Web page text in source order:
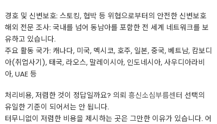
경호 및 신변보호: 스토킹, 협박 등 위협으로부터의 안전한 신변보호
해외 전문 조사: 국내를 넘어 동남아를 포함한 전 세계 네트워크를 보
유하고 있습니다.
주요 활동 국가: 캐나다, 미국, 멕시코, 호주, 일본, 중국, 베트남, 캄보디
아(취업사기), 태국, 라오스, 말레이시아, 인도네시아, 사우디아라비
아, UAE 등
처리비용, 저렴한 것이 정답일까요? 의뢰 흥신소심부름센터 선택의
유일한 기준이 되어서는 안 됩니다.
터무니없이 저렴한 비용을 제시하는 곳은 그만한 이유가 있습니다. 어